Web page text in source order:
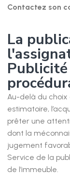
Contactez son
La
Au-delà du
estimatoire,
prêter une
dont la
jugement
Service de la
de l’immeuble.